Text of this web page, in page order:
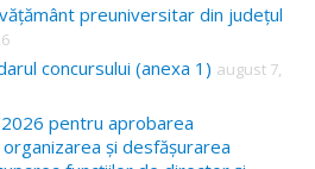
preuniversitar din județul
concursului (anexa 1) august 7,
pentru aprobarea
și desfășurarea